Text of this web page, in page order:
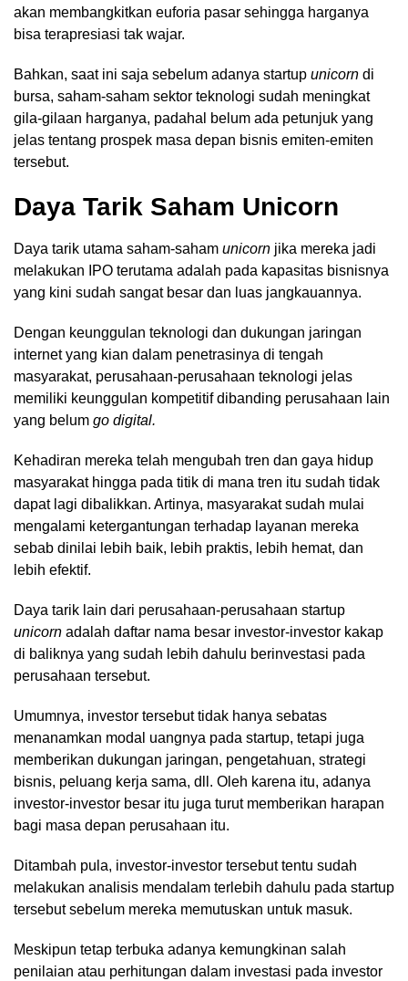
akan membangkitkan euforia pasar sehingga harganya
bisa terapresiasi tak wajar.
Bahkan, saat ini saja sebelum adanya startup unicorn di
bursa, saham-saham sektor teknologi sudah meningkat
gila-gilaan harganya, padahal belum ada petunjuk yang
jelas tentang prospek masa depan bisnis emiten-emiten
tersebut.
Daya Tarik Saham Unicorn
Daya tarik utama saham-saham unicorn jika mereka jadi
melakukan IPO terutama adalah pada kapasitas bisnisnya
yang kini sudah sangat besar dan luas jangkauannya.
Dengan keunggulan teknologi dan dukungan jaringan
internet yang kian dalam penetrasinya di tengah
masyarakat, perusahaan-perusahaan teknologi jelas
memiliki keunggulan kompetitif dibanding perusahaan lain
yang belum go digital.
Kehadiran mereka telah mengubah tren dan gaya hidup
masyarakat hingga pada titik di mana tren itu sudah tidak
dapat lagi dibalikkan. Artinya, masyarakat sudah mulai
mengalami ketergantungan terhadap layanan mereka
sebab dinilai lebih baik, lebih praktis, lebih hemat, dan
lebih efektif.
Daya tarik lain dari perusahaan-perusahaan startup
unicorn adalah daftar nama besar investor-investor kakap
di baliknya yang sudah lebih dahulu berinvestasi pada
perusahaan tersebut.
Umumnya, investor tersebut tidak hanya sebatas
menanamkan modal uangnya pada startup, tetapi juga
memberikan dukungan jaringan, pengetahuan, strategi
bisnis, peluang kerja sama, dll. Oleh karena itu, adanya
investor-investor besar itu juga turut memberikan harapan
bagi masa depan perusahaan itu.
Ditambah pula, investor-investor tersebut tentu sudah
melakukan analisis mendalam terlebih dahulu pada startup
tersebut sebelum mereka memutuskan untuk masuk.
Meskipun tetap terbuka adanya kemungkinan salah
penilaian atau perhitungan dalam investasi pada investor